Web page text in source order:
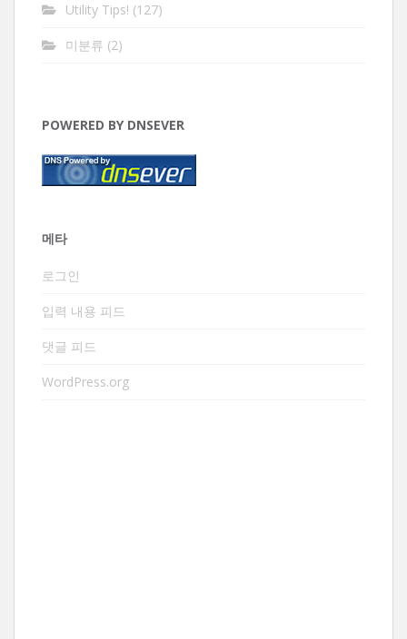
Utility Tips! (127)
미분류 (2)
POWERED BY DNSEVER
메타
로그인
입력 내용 피드
댓글 피드
WordPress.org